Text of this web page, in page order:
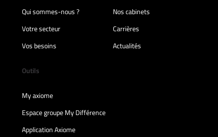
Qui sommes-nous ?
Nos cabinets
Votre secteur
Carrières
Vos besoins
Actualités
Outils
My axiome
Espace groupe My Différence
Application Axiome